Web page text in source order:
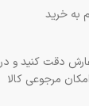
به خرید
دقت کنید و در
مرجوعی کالا